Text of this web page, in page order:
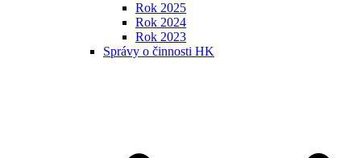
Rok 2025
Rok 2024
Rok 2023
Správy o činnosti HK